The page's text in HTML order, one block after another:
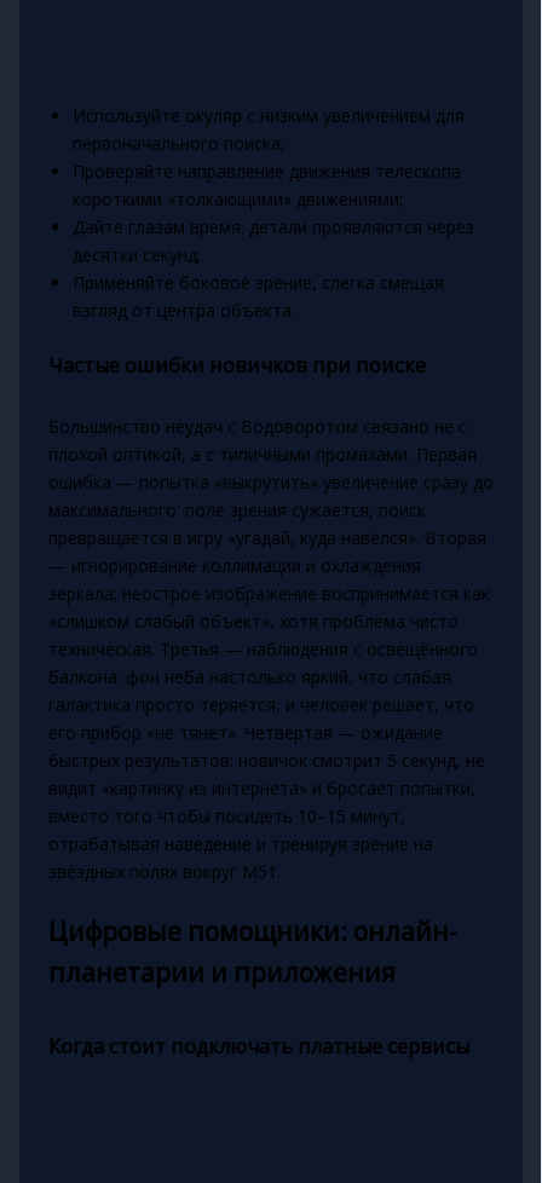
Используйте окуляр с низким увеличением для
первоначального поиска;
Проверяйте направление движения телескопа
короткими «толкающими» движениями;
Дайте глазам время: детали проявляются через
десятки секунд;
Применяйте боковое зрение, слегка смещая
взгляд от центра объекта.
Частые ошибки новичков при поиске
Большинство неудач с Водоворотом связано не с
плохой оптикой, а с типичными промахами. Первая
ошибка — попытка «выкрутить» увеличение сразу до
максимального: поле зрения сужается, поиск
превращается в игру «угадай, куда навёлся». Вторая
— игнорирование коллимации и охлаждения
зеркала; неострое изображение воспринимается как
«слишком слабый объект», хотя проблема чисто
техническая. Третья — наблюдения с освещённого
балкона: фон неба настолько яркий, что слабая
галактика просто теряется, и человек решает, что
его прибор «не тянет». Четвёртая — ожидание
быстрых результатов: новичок смотрит 5 секунд, не
видит «картинку из интернета» и бросает попытки,
вместо того чтобы посидеть 10–15 минут,
отрабатывая наведение и тренируя зрение на
звёздных полях вокруг M51.
Цифровые помощники: онлайн-
планетарии и приложения
Когда стоит подключать платные сервисы